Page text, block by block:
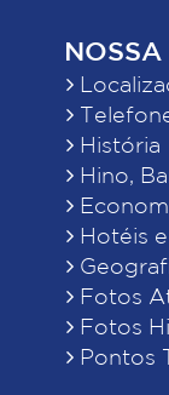
História
Hino,
Hotéis
Fotos
Fotos
Pontos